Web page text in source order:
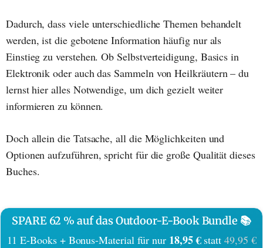
Dadurch, dass viele unterschiedliche Themen behandelt
werden, ist die gebotene Information häufig nur als
Einstieg zu verstehen. Ob Selbstverteidigung, Basics in
Elektronik oder auch das Sammeln von Heilkräutern – du
lernst hier alles Notwendige, um dich gezielt weiter
informieren zu können.
Doch allein die Tatsache, all die Möglichkeiten und
Optionen aufzuführen, spricht für die große Qualität dieses
Buches.
SPARE 62 % auf das Outdoor-E-Book Bundle 📚
11 E-Books + Bonus-Material für nur 18,95 €statt 49,95 €